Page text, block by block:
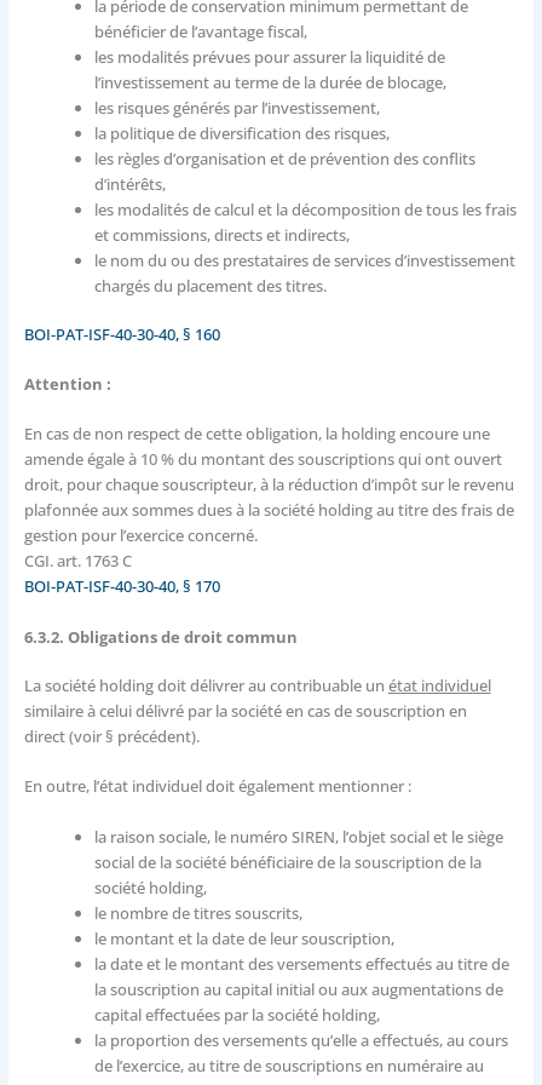
la période de conservation minimum permettant de
bénéficier de l’avantage fiscal,
les modalités prévues pour assurer la liquidité de
l’investissement au terme de la durée de blocage,
les risques générés par l’investissement,
la politique de diversification des risques,
les règles d’organisation et de prévention des conflits
d’intérêts,
les modalités de calcul et la décomposition de tous les frais
et commissions, directs et indirects,
le nom du ou des prestataires de services d’investissement
chargés du placement des titres.
BOI-PAT-ISF-40-30-40, § 160
Attention :
En cas de non respect de cette obligation, la holding encoure une
amende égale à 10 % du montant des souscriptions qui ont ouvert
droit, pour chaque souscripteur, à la réduction d’impôt sur le revenu
plafonnée aux sommes dues à la société holding au titre des frais de
gestion pour l’exercice concerné.
CGI. art. 1763 C
BOI-PAT-ISF-40-30-40, § 170
6.3.2. Obligations de droit commun
La société holding doit délivrer au contribuable un état individuel
similaire à celui délivré par la société en cas de souscription en
direct (voir § précédent).
En outre, l’état individuel doit également mentionner :
la raison sociale, le numéro SIREN, l’objet social et le siège
social de la société bénéficiaire de la souscription de la
société holding,
le nombre de titres souscrits,
le montant et la date de leur souscription,
la date et le montant des versements effectués au titre de
la souscription au capital initial ou aux augmentations de
capital effectuées par la société holding,
la proportion des versements qu’elle a effectués, au cours
de l’exercice, au titre de souscriptions en numéraire au